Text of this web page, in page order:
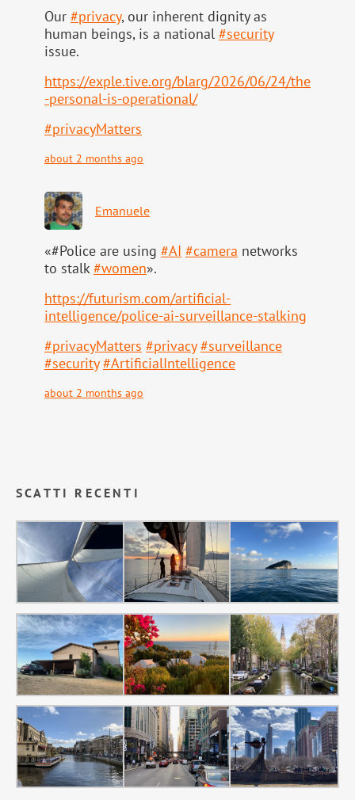
Our #privacy, our inherent dignity as
human beings, is a national #security
issue.
https://exple.tive.org/blarg/2026/06/24/the
-personal-is-operational/
#privacyMatters
about 2 months ago
Emanuele
«#Police are using #AI #camera networks
to stalk#women».
https://futurism.com/artificial-
intelligence/police-ai-surveillance-stalking
#privacyMatters #privacy #surveillance
#security #ArtificialIntelligence
about 2 months ago
SCATTI RECENTI